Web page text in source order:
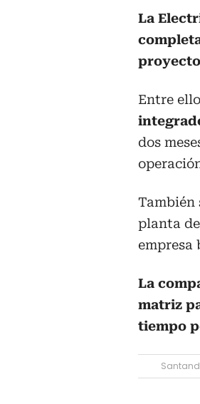
La
Entre
dos
También
planta
empresa
La
matriz
tiempo